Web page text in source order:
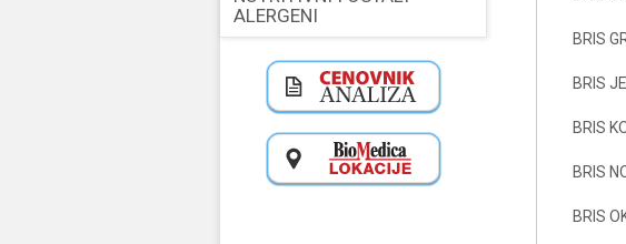
BRIS
BRIS
BRIS
BRIS
BRIS
ALERGENI